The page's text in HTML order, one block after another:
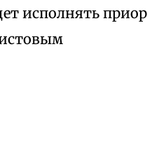
исполнять приор